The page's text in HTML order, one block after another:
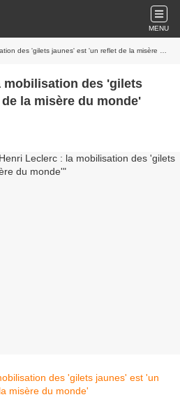
MENU
des 'gilets jaunes' est 'un reflet de la misère du monde'
mobilisation des 'gilets
la misère du monde'